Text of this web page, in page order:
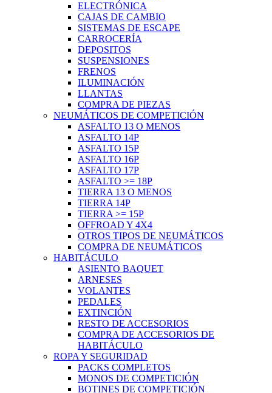
ELECTRÓNICA
CAJAS DE CAMBIO
SISTEMAS DE ESCAPE
CARROCERÍA
DEPOSITOS
SUSPENSIONES
FRENOS
ILUMINACIÓN
LLANTAS
COMPRA DE PIEZAS
NEUMÁTICOS DE COMPETICIÓN
ASFALTO 13 O MENOS
ASFALTO 14P
ASFALTO 15P
ASFALTO 16P
ASFALTO 17P
ASFALTO >= 18P
TIERRA 13 O MENOS
TIERRA 14P
TIERRA >= 15P
OFFROAD Y 4X4
OTROS TIPOS DE NEUMÁTICOS
COMPRA DE NEUMÁTICOS
HABITÁCULO
ASIENTO BAQUET
ARNESES
VOLANTES
PEDALES
EXTINCIÓN
RESTO DE ACCESORIOS
COMPRA DE ACCESORIOS DE
HABITÁCULO
ROPA Y SEGURIDAD
PACKS COMPLETOS
MONOS DE COMPETICIÓN
BOTINES DE COMPETICIÓN